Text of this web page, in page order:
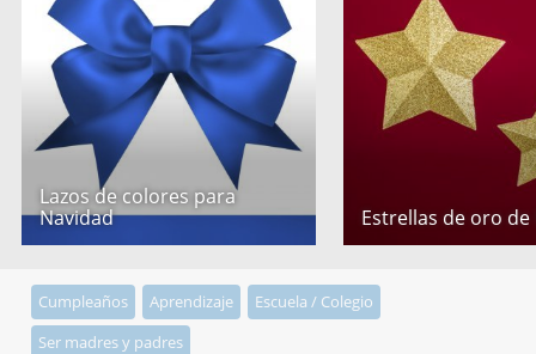
Lazos de colores para
Navidad
Estrellas de oro de
Cumpleaños Aprendizaje
Escuela / Colegio
Ser madres y padres